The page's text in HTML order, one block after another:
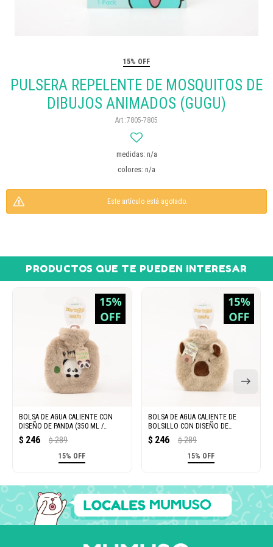
15% OFF
PULSERA REPELENTE DE MOSQUITOS DE
DIBUJOS ANIMADOS (GUGU)
7805-7805
medidas: n/a
colores: n/a
Este artículo está agotado.
PRODUCTOS QUE TE PUEDEN INTERESAR
BOLSA DE AGUA CALIENTE CON
DISEÑO DE PANDA (350 ML /
COLOR DURAZNO)
$ 246 $ 289
15% OFF
BOLSA DE AGUA CALIENTE DE
BOLSILLO CON DISEÑO DE
CAPIBARA (350 ML / CAQUI CLARO)
$ 246 $ 289
15% OFF